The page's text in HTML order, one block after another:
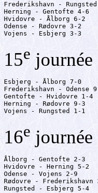
Frederikshavn -
Herning - Gentofte 4-6
Hvidovre - Ålborg 6-2
Odense - Rødovre 3-2
Vojens - Esbjerg 3-3
15e
Esbjerg - Ålborg 7-0
Frederikshavn - Odense
Gentofte - Hvidovre 1-4
Herning - Rødovre 9-3
Vojens - Rungsted 1-1
16e
Ålborg - Gentofte 2-3
Hvidovre - Herning 5-2
Odense - Vojens 2-9
Rødovre - Frederikshavn
Rungsted - Esbjerg 5-4